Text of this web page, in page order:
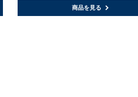
商品を見る